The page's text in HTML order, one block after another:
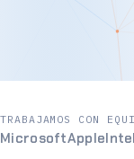
TRABAJAMOS CON
MicrosoftAppleIntel